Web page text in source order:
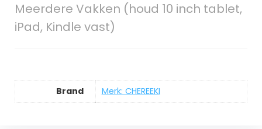
Meerdere Vakken (houd 10 inch tablet,
iPad, Kindle vast)
Brand Merk: CHEREEKI